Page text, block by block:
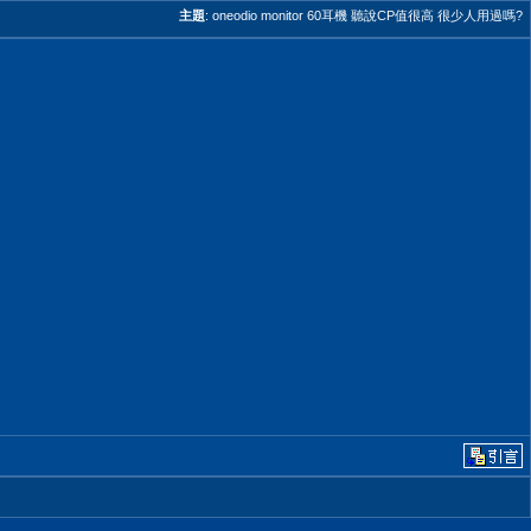
主題: oneodio monitor 60耳機 聽說CP值很高 很少人用過嗎?